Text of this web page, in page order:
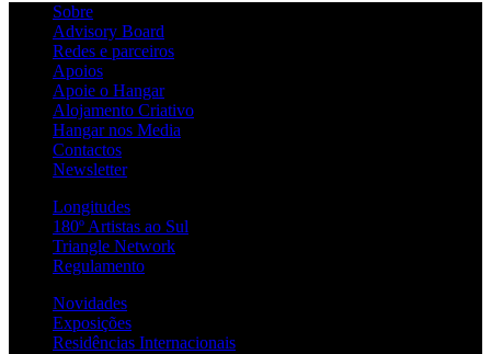
Sobre
Advisory Board
Redes e parceiros
Apoios
Apoie o Hangar
Alojamento Criativo
Hangar nos Media
Contactos
Newsletter
Longitudes
180º Artistas ao Sul
Triangle Network
Regulamento
Novidades
Exposições
Residências Internacionais